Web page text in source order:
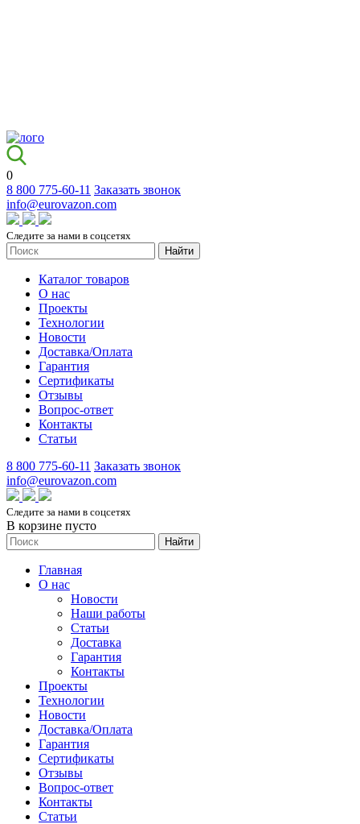
0
8 800 775-60-11 Заказать звонок
info@eurovazon.com
Следите за нами в соцсетях
Найти
Каталог товаров
О нас
Проекты
Технологии
Новости
Доставка/Оплата
Гарантия
Сертификаты
Отзывы
Вопрос-ответ
Контакты
Статьи
8 800 775-60-11 Заказать звонок
info@eurovazon.com
Следите за нами в соцсетях
В корзине пусто
Найти
Главная
О нас
Новости
Наши работы
Статьи
Доставка
Гарантия
Контакты
Проекты
Технологии
Новости
Доставка/Оплата
Гарантия
Сертификаты
Отзывы
Вопрос-ответ
Контакты
Статьи